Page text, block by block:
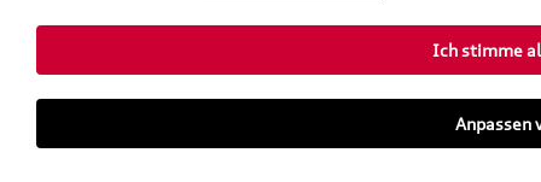
Zurück zur Startseite
Ich stimme
Anpassen